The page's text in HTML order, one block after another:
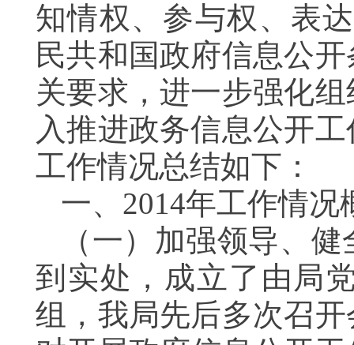
知情权、参与权、表
民共和国政府信息公
关要求，进一步强化
入推进政务信息公开
工作情况总结如下：
一、2014年工作情况
（一）加强领导、
到实处，成立了由局
组，我局先后多次召